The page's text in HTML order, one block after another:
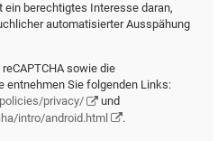
ein berechtigtes Interesse daran,
automatisierter Ausspähung
sowie die
entnehmen Sie folgenden Links:
privacy/
und
intro/android.html
.